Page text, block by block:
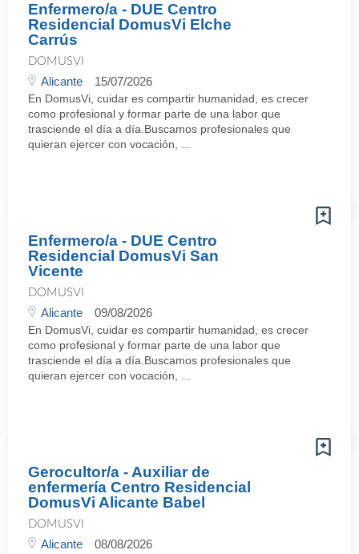
Enfermero/a - DUE Centro
Residencial DomusVi Elche
Carrús
DOMUSVI
Alicante 15/07/2026
En DomusVi, cuidar es compartir humanidad, es crecer
como profesional y formar parte de una labor que
trasciende el día a día.Buscamos profesionales que
quieran ejercer con vocación, ...
Enfermero/a - DUE Centro
Residencial DomusVi San
Vicente
DOMUSVI
Alicante 09/08/2026
En DomusVi, cuidar es compartir humanidad, es crecer
como profesional y formar parte de una labor que
trasciende el día a día.Buscamos profesionales que
quieran ejercer con vocación, ...
Gerocultor/a - Auxiliar de
enfermería Centro Residencial
DomusVi Alicante Babel
DOMUSVI
Alicante 08/08/2026